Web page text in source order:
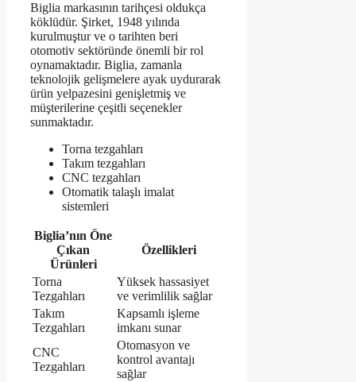
Biglia markasının tarihçesi oldukça
köklüdür. Şirket, 1948 yılında
kurulmuştur ve o tarihten beri
otomotiv sektöründe önemli bir rol
oynamaktadır. Biglia, zamanla
teknolojik gelişmelere ayak uydurarak
ürün yelpazesini genişletmiş ve
müşterilerine çeşitli seçenekler
sunmaktadır.
Torna tezgahları
Takım tezgahları
CNC tezgahları
Otomatik talaşlı imalat
sistemleri
Biglia’nın Öne
Çıkan
Ürünleri
Özellikleri
Torna
Tezgahları
Yüksek hassasiyet
ve verimlilik sağlar
Takım
Tezgahları
Kapsamlı işleme
imkanı sunar
CNC
Tezgahları
Otomasyon ve
kontrol avantajı
sağlar